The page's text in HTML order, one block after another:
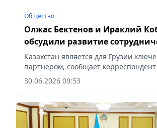
Общество
Олжас Бектенов и Ираклий
обсудили развитие
Казахстана и Грузии
Казахстан является для Грузии
партнером, сообщает
30.06.2026 09:53